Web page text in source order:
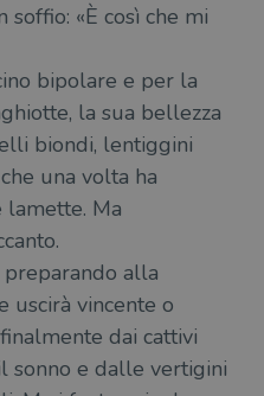
«È così che mi
bipolare e per la
la sua bellezza
biondi, lentiggini
una volta ha
lamette. Ma
preparando alla
uscirà vincente o
dai cattivi
sonno e dalle vertigini